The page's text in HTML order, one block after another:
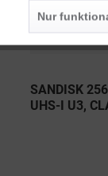
SANDISK
UHS-I U3,
Nur